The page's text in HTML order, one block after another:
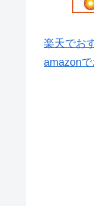
楽天でお
amazon